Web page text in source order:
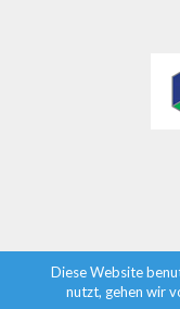
Diese Website
nutzt, gehen wir